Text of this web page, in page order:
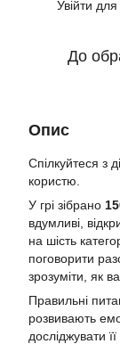
Увійти для
До
Опис
Спілкуйтеся з
користю.
У грі зібрано
вдумливі,
на шість
поговорити
зрозуміти, як
Правильні
розвивають
досліджувати